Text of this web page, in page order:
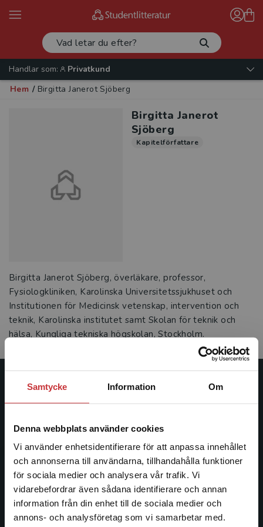
Samtycke Information Om
Denna webbplats använder cookies
Vi använder enhetsidentifierare för att anpassa innehållet
och annonserna till användarna, tillhandahålla funktioner
för sociala medier och analysera vår trafik. Vi
vidarebefordrar även sådana identifierare och annan
information från din enhet till de sociala medier och
annons- och analysföretag som vi samarbetar med.
Begränsad fraktregion
Handlar som:
Privatkund
Hem / Birgitta Janerot Sjöberg
Birgitta Janerot
Sjöberg
Kapitelförfattare
Birgitta Janerot Sjöberg, överläkare, professor,
Fysiologkliniken, Karolinska Universitetssjukhuset och
Institutionen för Medicinsk vetenskap, intervention och
teknik, Karolinska institutet samt Skolan för teknik och
hälsa, Kungliga tekniska högskolan, Stockholm.
Studentlitteratur
ledande utbildningsförlag. Med läromedel, kurslitteratur,
facklitteratur, utbildningar och digitala
informationstjänster i utbudet, finns Studentlitteratur med
längs hela kunskapsresan.
Kontakta oss